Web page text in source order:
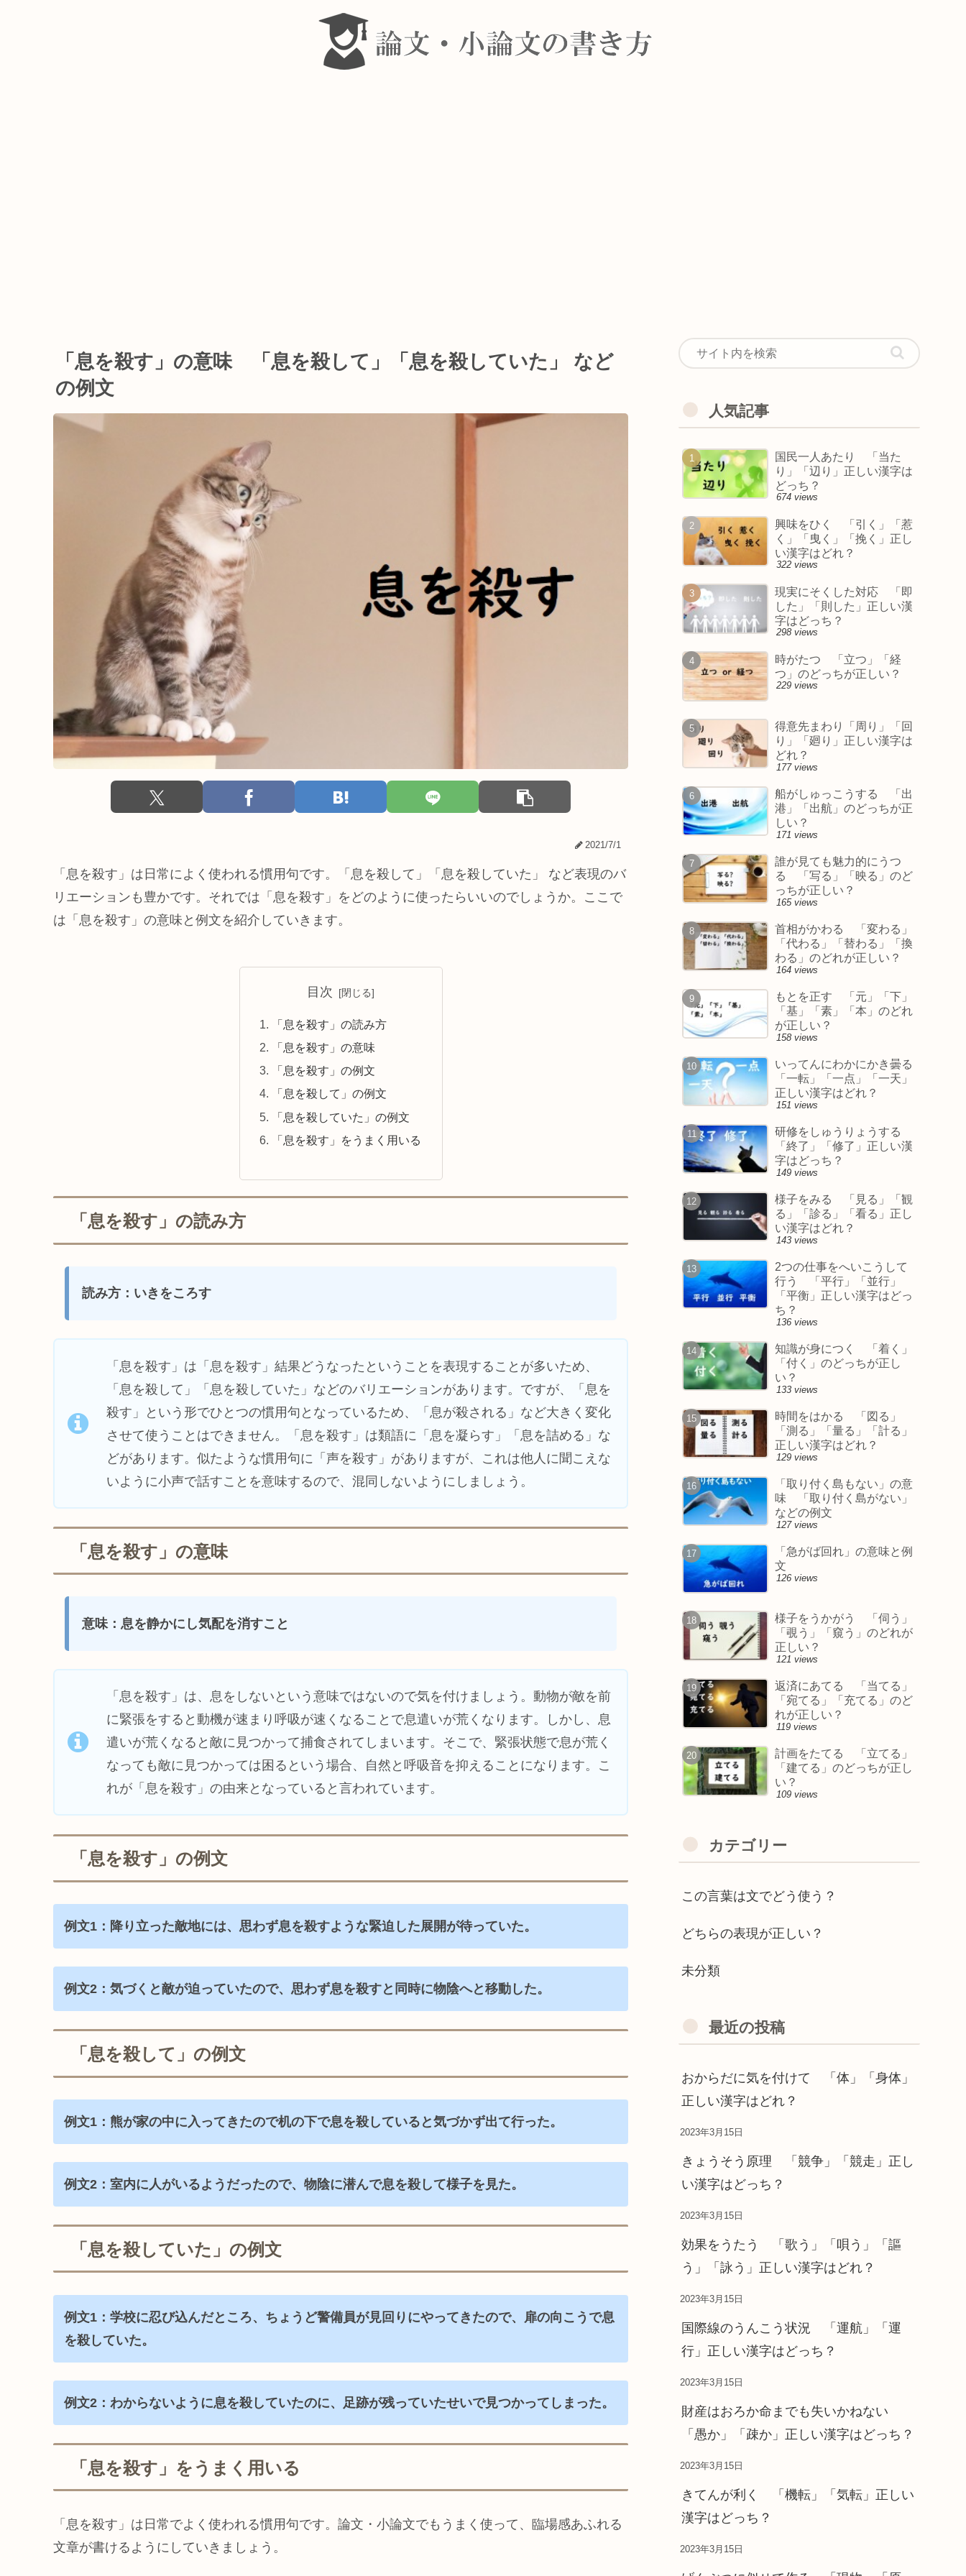
「息を殺す」の意味 「息を殺して」「息を殺していた」 など
の例文
2021/7/1
「息を殺す」は日常によく使われる慣用句です。「息を殺して」「息を殺していた」 など表現のバ
リエーションも豊かです。それでは「息を殺す」をどのように使ったらいいのでしょうか。ここで
は「息を殺す」の意味と例文を紹介していきます。
目次
「息を殺す」の読み方
「息を殺す」の意味
「息を殺す」の例文
「息を殺して」の例文
「息を殺していた」の例文
「息を殺す」をうまく用いる
「息を殺す」の読み方
読み方：いきをころす
「息を殺す」は「息を殺す」結果どうなったということを表現することが多いため、
「息を殺して」「息を殺していた」などのバリエーションがあります。ですが、「息を
殺す」という形でひとつの慣用句となっているため、「息が殺される」など大きく変化
させて使うことはできません。「息を殺す」は類語に「息を凝らす」「息を詰める」な
どがあります。似たような慣用句に「声を殺す」がありますが、これは他人に聞こえな
いように小声で話すことを意味するので、混同しないようにしましょう。
「息を殺す」の意味
意味：息を静かにし気配を消すこと
「息を殺す」は、息をしないという意味ではないので気を付けましょう。動物が敵を前
に緊張をすると動機が速まり呼吸が速くなることで息遣いが荒くなります。しかし、息
遣いが荒くなると敵に見つかって捕食されてしまいます。そこで、緊張状態で息が荒く
なっても敵に見つかっては困るという場合、自然と呼吸音を抑えることになります。こ
れが「息を殺す」の由来となっていると言われています。
「息を殺す」の例文
例文1：降り立った敵地には、思わず息を殺すような緊迫した展開が待っていた。
例文2：気づくと敵が迫っていたので、思わず息を殺すと同時に物陰へと移動した。
「息を殺して」の例文
例文1：熊が家の中に入ってきたので机の下で息を殺していると気づかず出て行った。
例文2：室内に人がいるようだったので、物陰に潜んで息を殺して様子を見た。
「息を殺していた」の例文
例文1：学校に忍び込んだところ、ちょうど警備員が見回りにやってきたので、扉の向こうで息
を殺していた。
例文2：わからないように息を殺していたのに、足跡が残っていたせいで見つかってしまった。
「息を殺す」をうまく用いる
「息を殺す」は日常でよく使われる慣用句です。論文・小論文でもうまく使って、臨場感あふれる
文章が書けるようにしていきましょう。
人気記事
国民一人あたり 「当た
り」「辺り」正しい漢字は
どっち？
674 views
興味をひく 「引く」「惹
く」「曳く」「挽く」正し
い漢字はどれ？
322 views
現実にそくした対応 「即
した」「則した」正しい漢
字はどっち？
298 views
時がたつ 「立つ」「経
つ」のどっちが正しい？
229 views
得意先まわり「周り」「回
り」「廻り」正しい漢字は
どれ？
177 views
船がしゅっこうする 「出
港」「出航」のどっちが正
しい？
171 views
誰が見ても魅力的にうつ
る 「写る」「映る」のど
っちが正しい？
165 views
首相がかわる 「変わる」
「代わる」「替わる」「換
わる」のどれが正しい？
164 views
もとを正す 「元」「下」
「基」「素」「本」のどれ
が正しい？
158 views
いってんにわかにかき曇る
「一転」「一点」「一天」
正しい漢字はどれ？
151 views
研修をしゅうりょうする
「終了」「修了」正しい漢
字はどっち？
149 views
様子をみる 「見る」「観
る」「診る」「看る」正し
い漢字はどれ？
143 views
2つの仕事をへいこうして
行う 「平行」「並行」
「平衡」正しい漢字はどっ
ち？
136 views
知識が身につく 「着く」
「付く」のどっちが正し
い？
133 views
時間をはかる 「図る」
「測る」「量る」「計る」
正しい漢字はどれ？
129 views
「取り付く島もない」の意
味 「取り付く島がない」
などの例文
127 views
「急がば回れ」の意味と例
文
126 views
様子をうかがう 「伺う」
「覗う」「窺う」のどれが
正しい？
121 views
返済にあてる 「当てる」
「宛てる」「充てる」のど
れが正しい？
119 views
計画をたてる 「立てる」
「建てる」のどっちが正し
い？
109 views
カテゴリー
この言葉は文でどう使う？
どちらの表現が正しい？
未分類
最近の投稿
おからだに気を付けて 「体」「身体」
正しい漢字はどれ？
2023年3月15日
きょうそう原理 「競争」「競走」正し
い漢字はどっち？
2023年3月15日
効果をうたう 「歌う」「唄う」「謳
う」「詠う」正しい漢字はどれ？
2023年3月15日
国際線のうんこう状況 「運航」「運
行」正しい漢字はどっち？
2023年3月15日
財産はおろか命までも失いかねない
「愚か」「疎か」正しい漢字はどっち？
2023年3月15日
きてんが利く 「機転」「気転」正しい
漢字はどっち？
2023年3月15日